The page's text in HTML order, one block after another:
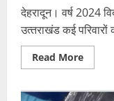
देहरादून। वर्ष 2024
उत्‍तराखंड कई परिवारों
Read MoreRead
more
2024